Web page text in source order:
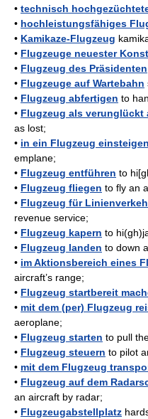
• technisch
• hochleistungsfähiges
• Kamikaze-Flugzeug
• Flugzeuge neuester
• Flugzeug des Präsidenten
• Flugzeuge auf Wartebahn
• Flugzeug abfertigen to
• Flugzeug als verunglückt
as lost;
• in ein Flugzeug einsteigen
emplane;
• Flugzeug entführen to
• Flugzeug fliegen to fly an
• Flugzeug für
revenue service;
• Flugzeug kapern to
• Flugzeug landen to down
• im Aktionsbereich eines
aircraft’s range;
• Flugzeug startbereit
• mit dem (per) Flugzeug
aeroplane;
• Flugzeug starten to pull
• Flugzeug steuern to pilot
• mit dem Flugzeug
• Flugzeug auf dem
an aircraft by radar;
• Flugzeugabstellplatz